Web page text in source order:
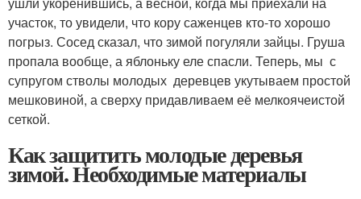
участок, то увидели, что кору саженцев кто-то хорошо
погрыз. Сосед сказал, что зимой погуляли зайцы. Груша
пропала вообще, а яблоньку еле спасли. Теперь, мы с
супругом стволы молодых деревцев укутываем простой
мешковиной, а сверху придавливаем её мелкоячеистой
сеткой.
Как защитить молодые деревья
зимой. Необходимые материалы